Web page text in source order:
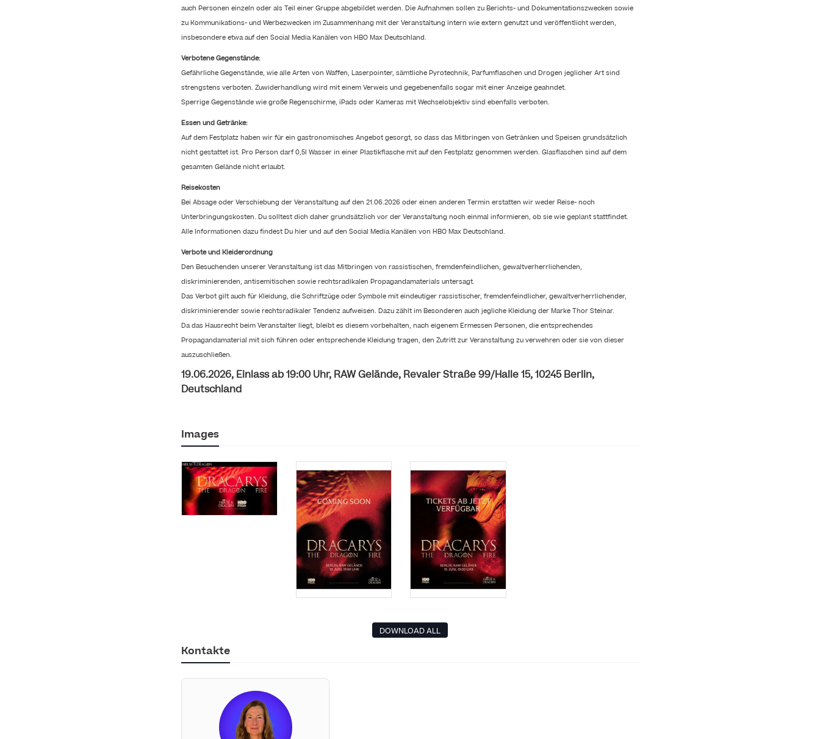
auch Personen einzeln oder als Teil einer Gruppe abgebildet werden. Die Aufnahmen sollen zu Berichts- und Dokumentationszwecken sowie
zu Kommunikations- und Werbezwecken im Zusammenhang mit der Veranstaltung intern wie extern genutzt und veröffentlicht werden,
insbesondere etwa auf den Social Media Kanälen von HBO Max Deutschland.
Verbotene Gegenstände:
Gefährliche Gegenstände, wie alle Arten von Waffen, Laserpointer, sämtliche Pyrotechnik, Parfumflaschen und Drogen jeglicher Art sind
strengstens verboten. Zuwiderhandlung wird mit einem Verweis und gegebenenfalls sogar mit einer Anzeige geahndet.
Sperrige Gegenstände wie große Regenschirme, iPads oder Kameras mit Wechselobjektiv sind ebenfalls verboten.
Essen und Getränke:
Auf dem Festplatz haben wir für ein gastronomisches Angebot gesorgt, so dass das Mitbringen von Getränken und Speisen grundsätzlich
nicht gestattet ist. Pro Person darf 0,5l Wasser in einer Plastikflasche mit auf den Festplatz genommen werden. Glasflaschen sind auf dem
gesamten Gelände nicht erlaubt.
Reisekosten
Bei Absage oder Verschiebung der Veranstaltung auf den 21.06.2026 oder einen anderen Termin erstatten wir weder Reise- noch
Unterbringungskosten. Du solltest dich daher grundsätzlich vor der Veranstaltung noch einmal informieren, ob sie wie geplant stattfindet.
Alle Informationen dazu findest Du hier und auf den Social Media Kanälen von HBO Max Deutschland.
Verbote und Kleiderordnung
Den Besuchenden unserer Veranstaltung ist das Mitbringen von rassistischen, fremdenfeindlichen, gewaltverherrlichenden,
diskriminierenden, antisemitischen sowie rechtsradikalen Propagandamaterials untersagt.
Das Verbot gilt auch für Kleidung, die Schriftzüge oder Symbole mit eindeutiger rassistischer, fremdenfeindlicher, gewaltverherrlichender,
diskriminierender sowie rechtsradikaler Tendenz aufweisen. Dazu zählt im Besonderen auch jegliche Kleidung der Marke Thor Steinar.
Da das Hausrecht beim Veranstalter liegt, bleibt es diesem vorbehalten, nach eigenem Ermessen Personen, die entsprechendes
Propagandamaterial mit sich führen oder entsprechende Kleidung tragen, den Zutritt zur Veranstaltung zu verwehren oder sie von dieser
auszuschließen.
19.06.2026, Einlass ab 19:00 Uhr, RAW Gelände, Revaler Straße 99/Halle 15, 10245 Berlin,
Deutschland
Images
DOWNLOAD ALL
Kontakte